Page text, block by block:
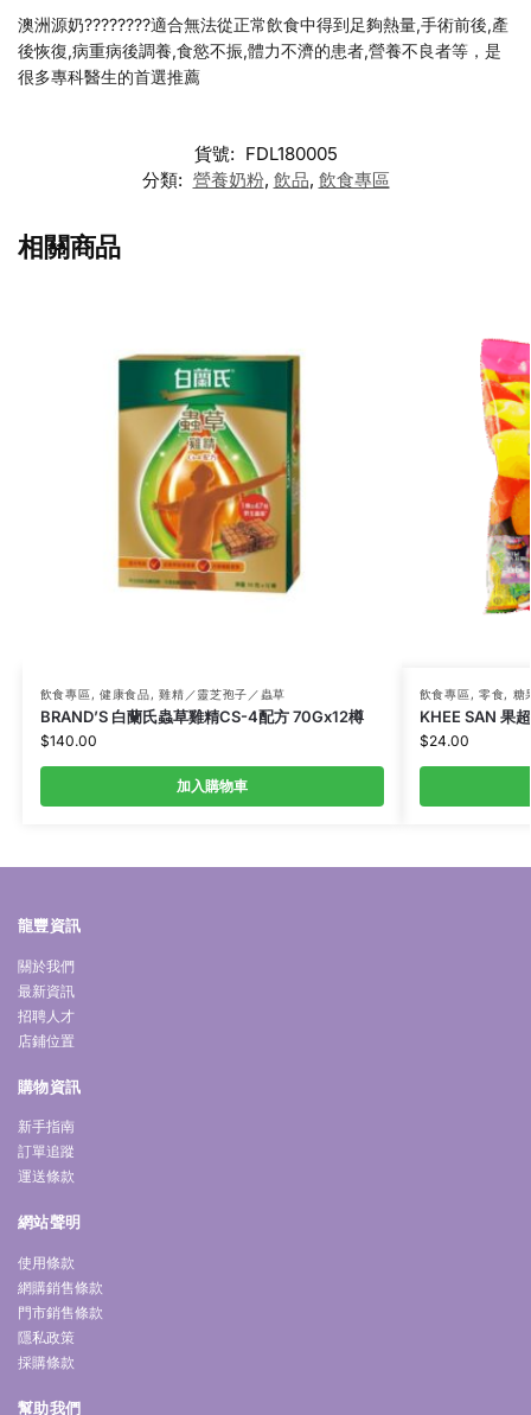
澳洲源奶????????適合無法從正常飲食中得到足夠熱量,手術前後,產
後恢復,病重病後調養,食慾不振,體力不濟的患者,營養不良者等，是
很多專科醫生的首選推薦 ️
貨號: FDL180005
分類: 營養奶粉, 飲品, 飲食專區
相關商品
飲食專區, 健康食品,雞精／靈芝孢子／蟲草
BRAND’S 白蘭氏蟲草雞精CS-4配方 70Gx12樽
$140.00
加入購物車
飲食專區, 零食, 糖
KHEE SAN 果
$24.00
龍豐資訊
關於我們
最新資訊
招聘人才
店鋪位置
購物資訊
新手指南
訂單追蹤
運送條款
網站聲明
使用條款
網購銷售條款
門市銷售條款
隱私政策
採購條款
幫助我們